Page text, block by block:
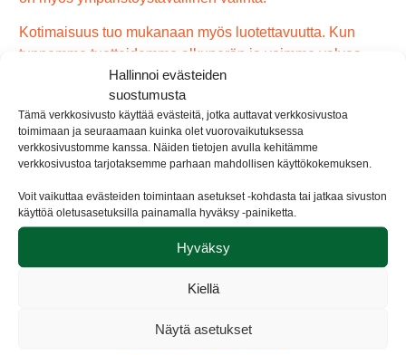
Hallinnoi evästeiden
suostumusta
Tämä verkkosivusto käyttää evästeitä, jotka auttavat verkkosivustoa
toimimaan ja seuraamaan kuinka olet vuorovaikutuksessa
verkkosivustomme kanssa. Näiden tietojen avulla kehitämme
verkkosivustoa tarjotaksemme parhaan mahdollisen käyttökokemuksen.
Voit vaikuttaa evästeiden toimintaan asetukset -kohdasta tai jatkaa sivuston
käyttöä oletusasetuksilla painamalla hyväksy -painiketta.
Hyväksy
Kiellä
Näytä asetukset
Kotimaisuus tuo mukanaan myös luotettavuutta. Kun
tunnemme tuotteidemme alkuperän ja voimme valvoa
koko tuotantoketjua, voimme luottaa siihen, että Rooty
Wokkiperuna täyttää kaikki laatuvaatimuksemme. Tämä
luotettavuus välittyy myös asiakkaillemme, jotka voivat
nauttia tuotteistamme turvallisin mielin.
Meille Rootylla kotimaisuus ei ole vain sana, vaan se on
toimintamme perusta. Haluamme tarjota sinulle aitoa
suomalaista alkuvoimaa, joka näkyy kaikissa
tuotteissamme, mukaan lukien Wokkiperunassa.
Valitsemalla Rootyn tuet suomalaista työtä ja saat nauttia
puhtaasta, laadukkaasta ja ravitsevasta kotimaisesta